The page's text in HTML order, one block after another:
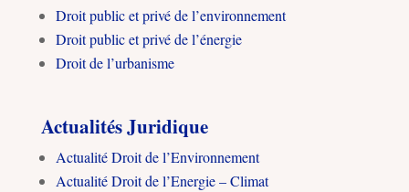
Droit public et privé de l’environnement
Droit public et privé de l’énergie
Droit de l’urbanisme
Actualités Juridique
Actualité Droit de l’Environnement
Actualité Droit de l’Energie – Climat